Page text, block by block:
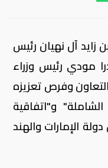
آل نهيان رئيس
مودي رئيس وزراء
وفرص تعزيزه
و"اتفاقية
الإمارات والهند